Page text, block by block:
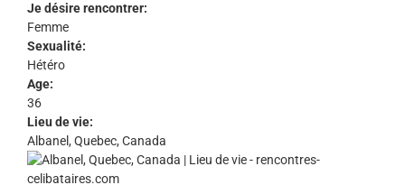
Je désire rencontrer:
Femme
Sexualité:
Hétéro
Age:
36
Lieu de vie:
Albanel, Quebec, Canada